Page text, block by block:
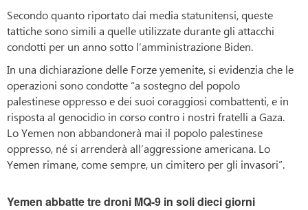
Secondo quanto riportato dai media statunitensi, queste
tattiche sono simili a quelle utilizzate durante gli attacchi
condotti per un anno sotto l’amministrazione Biden.
In una dichiarazione delle Forze yemenite, si evidenzia che le
operazioni sono condotte “a sostegno del popolo
palestinese oppresso e dei suoi coraggiosi combattenti, e in
risposta al genocidio in corso contro i nostri fratelli a Gaza.
Lo Yemen non abbandonerà mai il popolo palestinese
oppresso, né si arrenderà all’aggressione americana. Lo
Yemen rimane, come sempre, un cimitero per gli invasori”.
Yemen abbatte tre droni MQ-9 in soli dieci giorni